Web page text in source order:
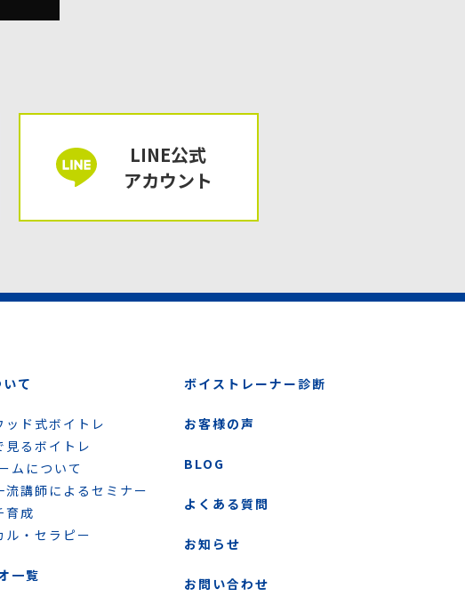
LINE公式
アカウント
て
ッド式ボイトレ
見るボイトレ
ムについて
流講師によるセミナー
育成
ル・セラピー
一覧
ボイストレーナー診断
お客様の声
BLOG
よくある質問
お知らせ
お問い合わせ